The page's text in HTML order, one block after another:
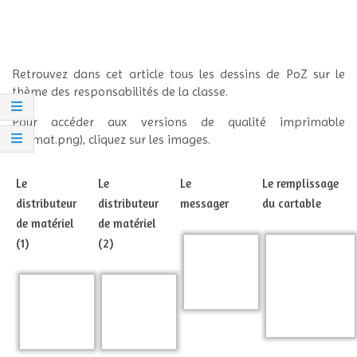
Retrouvez dans cet article tous les dessins de PoZ sur le
thème des responsabilités de la classe.
Pour accéder aux versions de qualité imprimable
(format.png), cliquez sur les images.
Le
distributeur
de matériel
(1)
Le
distributeur
de matériel
(2)
Le
messager
Le remplissage
du cartable